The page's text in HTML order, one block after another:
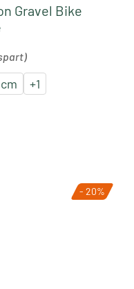
Gravel Bike
+1
- 20%